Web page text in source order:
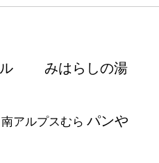
みはらしの湯
南アルプスむら パンや